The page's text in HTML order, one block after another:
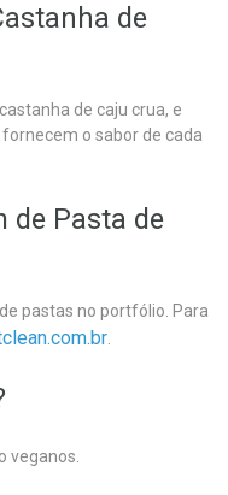
de
de caju crua, e
o sabor de cada
de Pasta de
pastas no portfólio. Para
veganos.